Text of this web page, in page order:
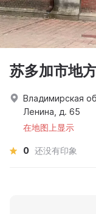
苏多加市地
Владимирская
Ленина, д. 65
在地图上显示
0 还没有印象